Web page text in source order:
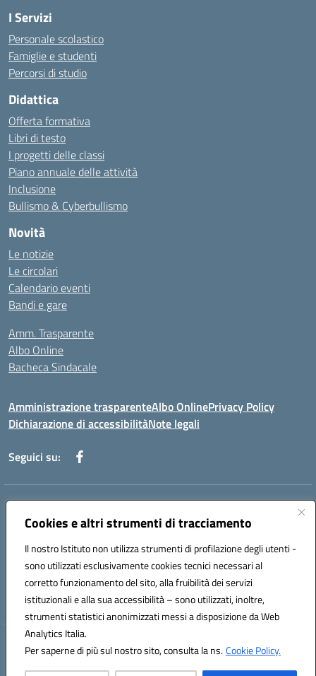
Cookies e altri strumenti di tracciamento
Il nostro Istituto non utilizza strumenti di profilazione degli utenti -
sono utilizzati esclusivamente cookies tecnici necessari al
corretto funzionamento del sito, alla fruibilità dei servizi
istituzionali e alla sua accessibilità – sono utilizzati, inoltre,
strumenti statistici anonimizzati messi a disposizione da Web
Analytics Italia.
Per saperne di più sul nostro sito, consulta la ns.Cookie Policy.
I Servizi
Personale scolastico
Famiglie e studenti
Percorsi di studio
Didattica
Offerta formativa
Libri di testo
I progetti delle classi
Piano annuale delle attività
Inclusione
Bullismo & Cyberbullismo
Novità
Le notizie
Le circolari
Calendario eventi
Bandi e gare
Amm. Trasparente
Albo Online
Bacheca Sindacale
Amministrazione trasparenteAlbo OnlinePrivacy Policy
Dichiarazione di accessibilitàNote legali
Seguici su:
Indirizzo:
Centralino:0881234514 - 0881752614 - 0881719420
Posta elettronica certificata (PEC):fgps010008@pec.istruzione.it
Codice fiscale: 80003140714
Codice meccanografico: FGPS010008
Hosting & Powered by 3D Solution S.r.l.
Concept & Design by Designers Italia